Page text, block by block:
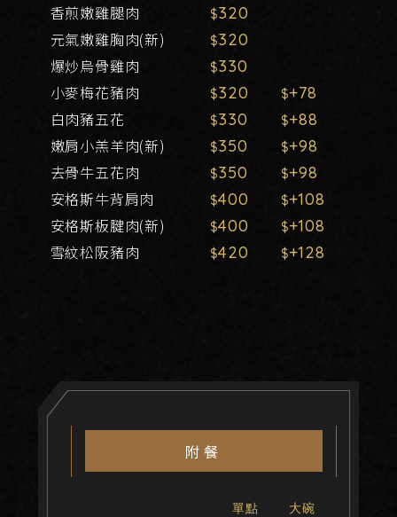
香煎嫩雞腿肉 320
元氣嫩雞胸肉(新) 320
爆炒烏骨雞肉 330
小麥梅花豬肉 320 +78
白肉豬五花 330 +88
嫩肩小羔羊肉(新) 350 +98
去骨牛五花肉 350 +98
安格斯牛背肩肉 400 +108
安格斯板腱肉(新) 400 +108
雪紋松阪豬肉 420 +128
附餐
單點 大碗